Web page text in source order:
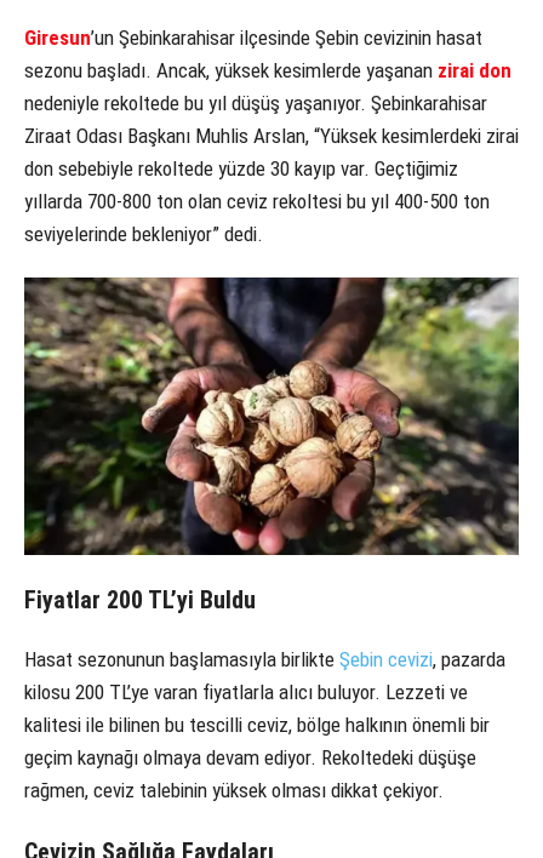
Giresun’un Şebinkarahisar ilçesinde Şebin cevizinin hasat
sezonu başladı. Ancak, yüksek kesimlerde yaşanan zirai don
nedeniyle rekoltede bu yıl düşüş yaşanıyor. Şebinkarahisar
Ziraat Odası Başkanı Muhlis Arslan, “Yüksek kesimlerdeki zirai
don sebebiyle rekoltede yüzde 30 kayıp var. Geçtiğimiz
yıllarda 700-800 ton olan ceviz rekoltesi bu yıl 400-500 ton
seviyelerinde bekleniyor” dedi.
Fiyatlar 200 TL’yi Buldu
Hasat sezonunun başlamasıyla birlikte Şebin cevizi, pazarda
kilosu 200 TL’ye varan fiyatlarla alıcı buluyor. Lezzeti ve
kalitesi ile bilinen bu tescilli ceviz, bölge halkının önemli bir
geçim kaynağı olmaya devam ediyor. Rekoltedeki düşüşe
rağmen, ceviz talebinin yüksek olması dikkat çekiyor.